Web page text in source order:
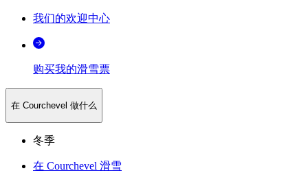
我们的欢迎中心
购买我的滑雪票
在 Courchevel 做什么
冬季
在 Courchevel 滑雪